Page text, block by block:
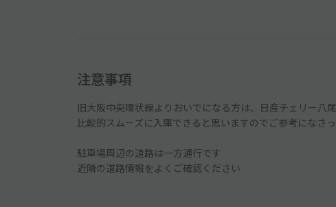
注意事項
旧大阪中央環状線よりおいでになる方は、日産チェリー八
比較的スムーズに入庫できると思いますのでご参考になさっ
駐車場周辺の道路は一方通行です
近隣の道路情報をよくご確認ください